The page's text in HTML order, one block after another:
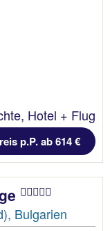
Hotel + Flug
p.P. ab 614 €
Bulgarien